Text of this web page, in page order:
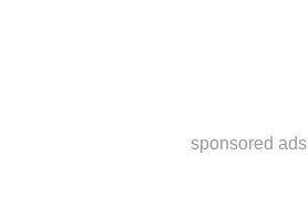
sponsored ads